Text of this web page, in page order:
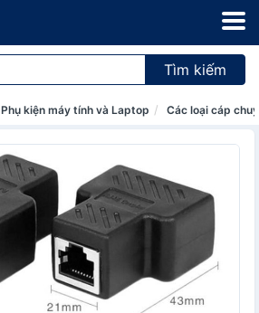
Tìm kiếm
Phụ kiện máy tính và Laptop Các loại cáp